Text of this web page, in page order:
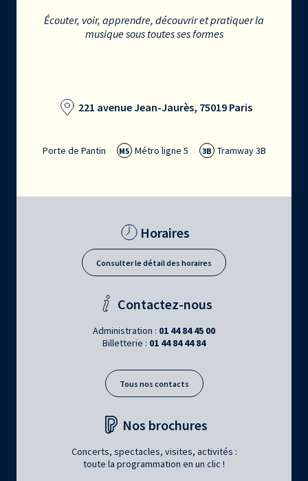
Écouter, voir, apprendre, découvrir et pratiquer la
musique sous toutes ses formes
221 avenue Jean-Jaurès, 75019 Paris
Porte de Pantin M5 Métro ligne 5 3B Tramway 3B
Horaires
Consulter le détail des horaires
Contactez-nous
Administration : 01 44 84 45 00
Billetterie : 01 44 84 44 84
Tous nos contacts
Nos brochures
Concerts, spectacles, visites, activités :
toute la programmation en un clic !